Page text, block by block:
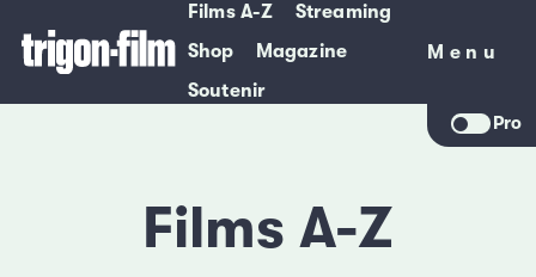
Films A-Z
Streaming
Shop
Magazine
Soutenir
Menu
Menu
Pro
Films A-Z